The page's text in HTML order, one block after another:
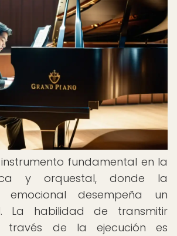
fundamental en la
y orquestal, donde la
emocional desempeña un
La habilidad de transmitir
través de la ejecución es